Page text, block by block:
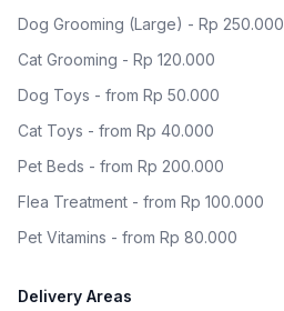
Dog Grooming (Large) - Rp 250.000
Cat Grooming - Rp 120.000
Dog Toys - from Rp 50.000
Cat Toys - from Rp 40.000
Pet Beds - from Rp 200.000
Flea Treatment - from Rp 100.000
Pet Vitamins - from Rp 80.000
Delivery Areas